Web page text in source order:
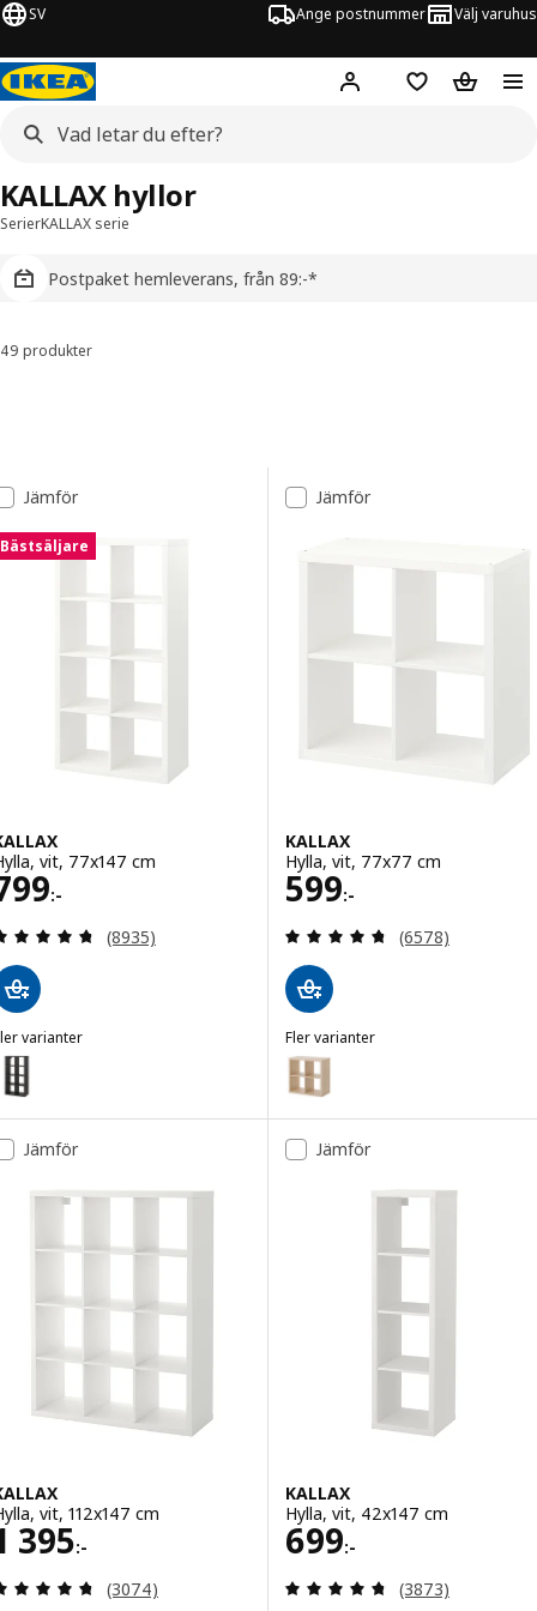
SV Ange postnummer Välj varuhus
Hej! Logga inInköpslistaVarukorg
SerierKALLAX serie
Postpaket hemleverans, från 89:-*
KALLAX hyllor
Sortera och filtrera
49 produkter
Lista över resultat
Jämför
Bästsäljare
vit, 77x147 cm
:-
799:-
Recensera: 4.7 utav 5 stjärnor. Totalt antal
(8935)
varianter
KALLAX, Hylla, svartbrun, 77x147 cm
KALLAX, Hylla, vitlaserad ekeffekt, 77x147 cm
Jämför
KALLAX
Hylla, vit, 77x77 cm
599:-
Pris 599:-
Recensera:
(6578)
Fler varianter
KALLAX
Variant: KALLAX, Hylla,
Variant: KALLAX, Hylla,
Jämför
vit, 112x147 cm
395:-
1395:-
Recensera: 4.7 utav 5 stjärnor. Totalt antal
(3074)
Jämför
KALLAX
Hylla, vit, 42x147 cm
699:-
Pris 699:-
Recensera:
(3873)